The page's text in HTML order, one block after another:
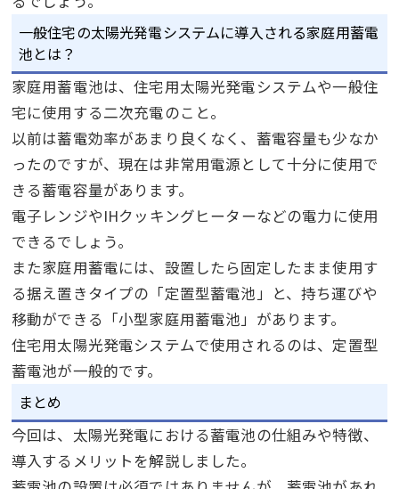
一般住宅の太陽光発電システムに導入される家庭用蓄電
池とは？
家庭用蓄電池は、住宅用太陽光発電システムや一般住
宅に使用する二次充電のこと。
以前は蓄電効率があまり良くなく、蓄電容量も少なか
ったのですが、現在は非常用電源として十分に使用で
きる蓄電容量があります。
電子レンジやIHクッキングヒーターなどの電力に使用
できるでしょう。
また家庭用蓄電には、設置したら固定したまま使用す
る据え置きタイプの「定置型蓄電池」と、持ち運びや
移動ができる「小型家庭用蓄電池」があります。
住宅用太陽光発電システムで使用されるのは、定置型
蓄電池が一般的です。
まとめ
今回は、太陽光発電における蓄電池の仕組みや特徴、
導入するメリットを解説しました。